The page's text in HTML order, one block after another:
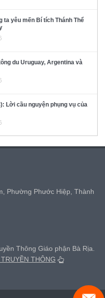
ta yêu mến Bí tích Thánh Thể
du Uruguay, Argentina và
Lời cầu nguyện phụng vụ của
Phường Phước Hiệp, Thành
Thông Giáo phận Bà Rịa.
THÔNG